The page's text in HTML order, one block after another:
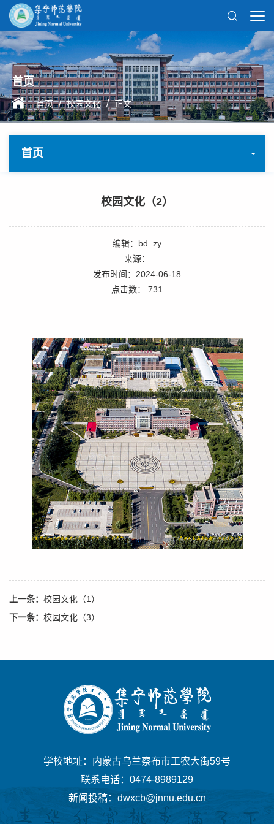
首页
首页 / 校园文化 / 正文
首页
校园文化（2）
编辑：bd_zy
来源：
发布时间：2024-06-18
点击数： 731
上一条： 校园文化（1）
下一条： 校园文化（3）
学校地址：内蒙古乌兰察布市工农大街59号
联系电话：0474-8989129
新闻投稿：dwxcb@jnnu.edu.cn